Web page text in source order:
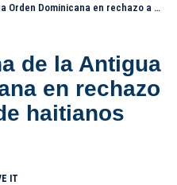
en rechazo a la presencia de haitianos ilegales
de la Antigua
en rechazo
haitianos